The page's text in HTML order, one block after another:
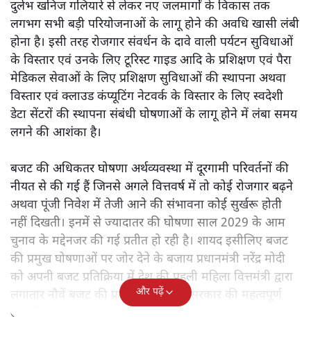
दुर्लभ खनिज गलियारे से लेकर नए जलमार्गों के विकास तक
लगभग सभी बड़ी परियोजनाओं के लागू होने की अवधि खासी लंबी
होना है। इसी तरह रोजगार संवर्धन के दावे वाली पर्यटन सुविधाओं
के विस्तार एवं उनके लिए टूरिस्ट गाइड आदि के प्रशिक्षण एवं पैरा
मेडिकल सेवाओं के लिए प्रशिक्षण सुविधाओं की स्थापना अथवा
विस्तार एवं क्लाउड कंप्यूटिंग नेटवर्क के विस्तार के लिए स्वदेशी
डेटा सेंटरों की स्थापना संबंधी घोषणाओं के लागू होने में लंबा समय
लगने की आशंका है।
बजट की अधिकतर घोषणा अर्थव्यवस्था में दूरगामी परिवर्तनों की
नीयत से की गई हैं जिनसे अगले वित्तवर्ष में तो कोई रोजगार बढ़ने
अथवा पूंजी निवेश में तेजी आने की संभावना कोई सुर्खरू होती
नहीं दिखती। इनमें से ज्यादातर की घोषणा साल 2029 के आम
चुनाव के मद्देनजर की गई प्रतीत हो रही है। शायद इसीलिए बजट
की प्रमुख घोषणाओं पर जोर देने के बजाय प्रधानमंत्री नरेंद्र मोदी
को अपनी बजट प्रतिक्रिया में देश की पहली महिला वित्तमंत्री द्वारा
लगातार नौवें बजट की प्रस्तुति को अपनी सरकार की महत्वपूर्ण
उपलब्धि बताने पर मजबूर होना पड़ा।
और पढ़ें